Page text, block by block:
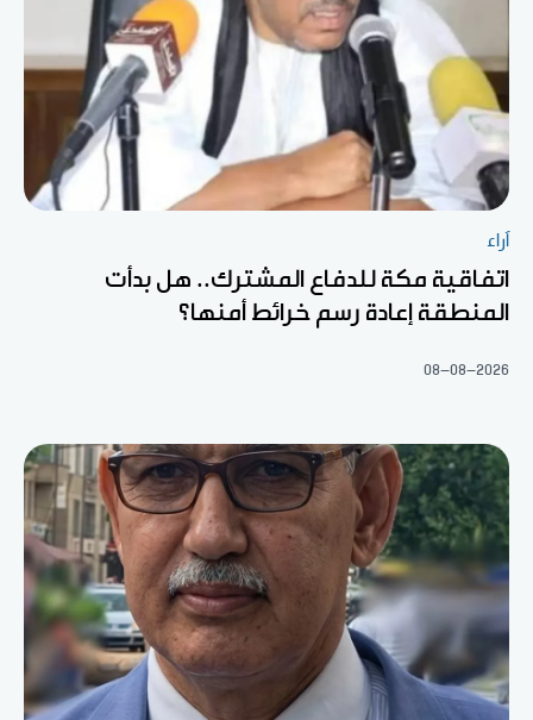
آراء
اتفاقية مكة للدفاع المشترك.. هل بدأت
المنطقة إعادة رسم خرائط أمنها؟
08-08-2026